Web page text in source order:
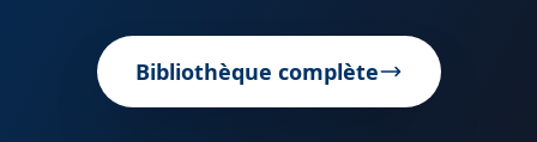
Bibliothèque complète